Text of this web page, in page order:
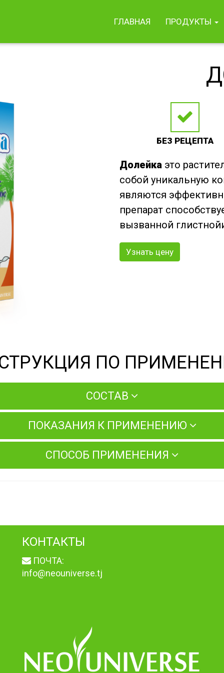
ГЛАВНАЯ ПРОДУКТЫ
БЕЗ РЕЦЕПТА
Долейка это
собой уникальную
являются
препарат
вызванной
Узнать цену
ПО
СОСТАВ
ПОКАЗАНИЯ К ПРИМЕНЕНИЮ
СПОСОБ ПРИМЕНЕНИЯ
КОНТАКТЫ
ПОЧТА:
info@neouniverse.tj